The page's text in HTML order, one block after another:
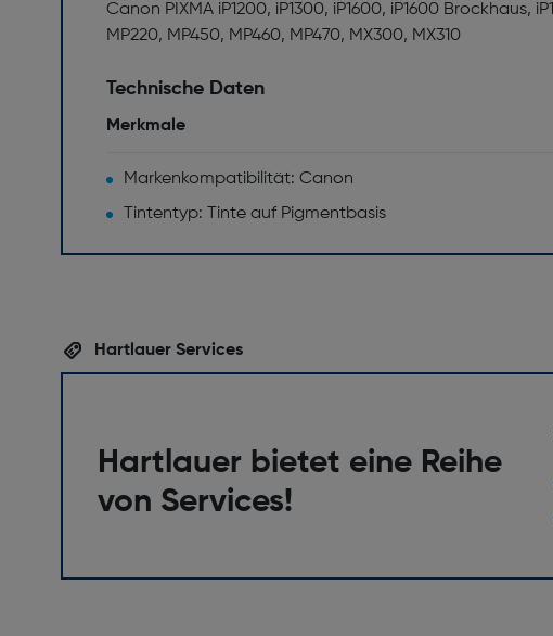
Canon PIXMA iP1200, iP1300, iP1600, iP1600 Brockhaus,
MP220, MP450, MP460, MP470, MX300, MX310
Technische Daten
Merkmale
Markenkompatibilität: Canon
Tintentyp: Tinte auf Pigmentbasis
Hartlauer Services
Hartlauer bietet eine Reihe
von Services!